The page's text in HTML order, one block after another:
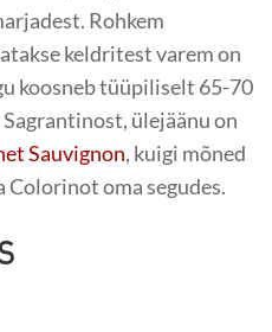
Rohkem
keldritest varem on
koosneb tüüpiliselt 65-70
Sagrantinost, ülejäänu on
Sauvignon, kuigi mõned
oma segudes.